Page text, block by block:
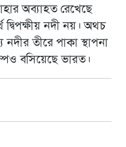
অব্যাহত রেখেছে
দ্বিপক্ষীয় নদী নয়। অথচ
তীরে পাকা স্থাপনা
বসিয়েছে ভারত।